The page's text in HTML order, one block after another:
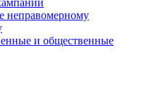
неправомерному
и общественные